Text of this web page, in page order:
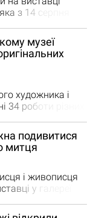
з 14 серпня
Як
у
який щорічно
музеї
художника і
34 роботи різних
Вона
купили у 1995
сподобалась і
подивитися
митця
і живописця
у галереї
яку